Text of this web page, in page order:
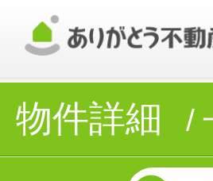
物件詳細